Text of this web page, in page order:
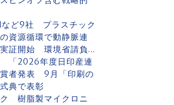
など9社 プラスチック
資源循環で動静脈連
証開始 環境省請負...
「2026年度日印産連
者発表 9月「印刷の
典で表彰
ク 樹脂製マイクロニ